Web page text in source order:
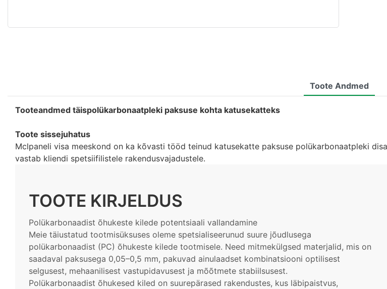
Toote Andmed
Tooteandmed täispolükarbonaatpleki paksuse kohta katusekatteks
Toote sissejuhatus
Mclpaneli visa meeskond on ka kõvasti tööd teinud katusekatte paksuse polükarbonaatpleki
vastab kliendi spetsiifilistele rakendusvajadustele.
TOOTE KIRJELDUS
Polükarbonaadist õhukeste kilede potentsiaali vallandamine
Meie täiustatud tootmisüksuses oleme spetsialiseerunud suure jõudlusega
polükarbonaadist (PC) õhukeste kilede tootmisele. Need mitmekülgsed materjalid, mis on
saadaval paksusega 0,05–0,5 mm, pakuvad ainulaadset kombinatsiooni optilisest
selgusest, mehaanilisest vastupidavusest ja mõõtmete stabiilsusest.
Polükarbonaadist õhukesed kiled on suurepärased rakendustes, kus läbipaistvus,